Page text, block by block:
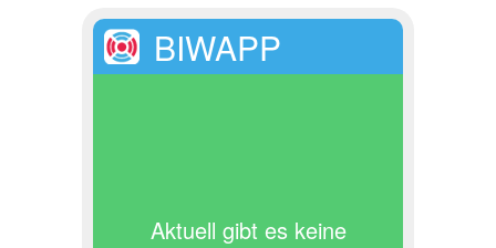
BIWAPP
Aktuell gibt es keine